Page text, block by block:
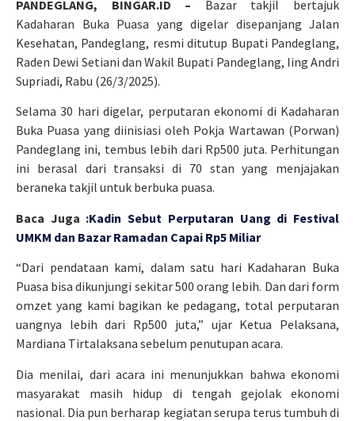
PANDEGLANG, BINGAR.ID – Bazar takjil bertajuk
Kadaharan Buka Puasa yang digelar disepanjang Jalan
Kesehatan, Pandeglang, resmi ditutup Bupati Pandeglang,
Raden Dewi Setiani dan Wakil Bupati Pandeglang, Iing Andri
Supriadi, Rabu (26/3/2025).
Selama 30 hari digelar, perputaran ekonomi di Kadaharan
Buka Puasa yang diinisiasi oleh Pokja Wartawan (Porwan)
Pandeglang ini, tembus lebih dari Rp500 juta. Perhitungan
ini berasal dari transaksi di 70 stan yang menjajakan
beraneka takjil untuk berbuka puasa.
Baca Juga :Kadin Sebut Perputaran Uang di Festival
UMKM dan Bazar Ramadan Capai Rp5 Miliar
“Dari pendataan kami, dalam satu hari Kadaharan Buka
Puasa bisa dikunjungi sekitar 500 orang lebih. Dan dari form
omzet yang kami bagikan ke pedagang, total perputaran
uangnya lebih dari Rp500 juta,” ujar Ketua Pelaksana,
Mardiana Tirtalaksana sebelum penutupan acara.
Dia menilai, dari acara ini menunjukkan bahwa ekonomi
masyarakat masih hidup di tengah gejolak ekonomi
nasional. Dia pun berharap kegiatan serupa terus tumbuh di